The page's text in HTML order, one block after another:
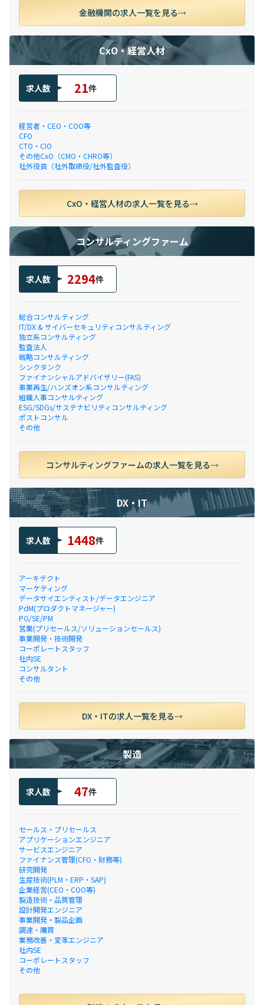
金融機関の求人一覧を見る
CxO・経営人材
求人数 21件
経営者・CEO・COO等
CFO
CTO・CIO
その他CxO（CMO・CHRO等）
社外役員（社外取締役/社外監査役）
CxO・経営人材の求人一覧を見る
コンサルティングファーム
求人数 2294件
総合コンサルティング
IT/DX & サイバーセキュリティコンサルティング
独立系コンサルティング
監査法人
戦略コンサルティング
シンクタンク
ファイナンシャルアドバイザリー(FAS)
事業再生/ハンズオン系コンサルティング
組織人事コンサルティング
ESG/SDGs/サステナビリティコンサルティング
ポストコンサル
その他
コンサルティングファームの求人一覧を見る
DX・IT
求人数 1448件
アーキテクト
マーケティング
データサイエンティスト/データエンジニア
PdM(プロダクトマネージャー)
PG/SE/PM
営業(プリセールス/ソリューションセールス)
事業開発・技術開発
コーポレートスタッフ
社内SE
コンサルタント
その他
DX・ITの求人一覧を見る
製造
求人数 47件
セールス・プリセールス
アプリケーションエンジニア
サービスエンジニア
ファイナンス管理(CFO・財務等)
研究開発
生産技術(PLM・ERP・SAP)
企業経営(CEO・COO等)
製造技術・品質管理
設計開発エンジニア
事業開発・製品企画
調達・購買
業務改善・変革エンジニア
社内SE
コーポレートスタッフ
その他